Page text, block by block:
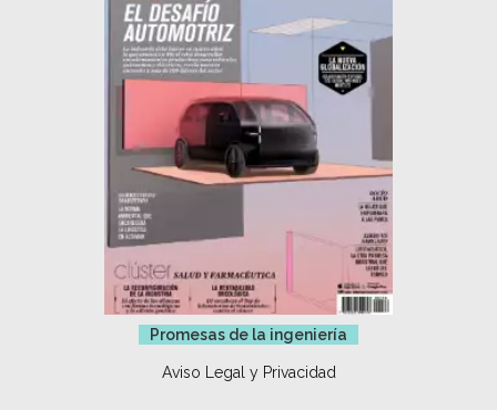
Promesas de la ingeniería
Aviso Legal y Privacidad